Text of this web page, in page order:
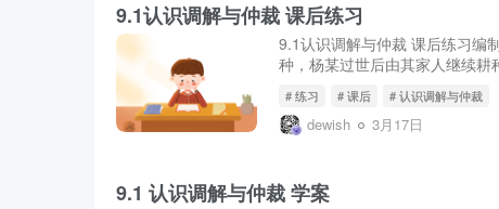
9.1认识调解与仲裁 课后练习
9.1认识调解与仲裁 课后练习
种，杨某过世后由其家人继续
# 练习 # 课后 # 认识调解与仲裁
dewish 3月17日
9.1 认识调解与仲裁 学案